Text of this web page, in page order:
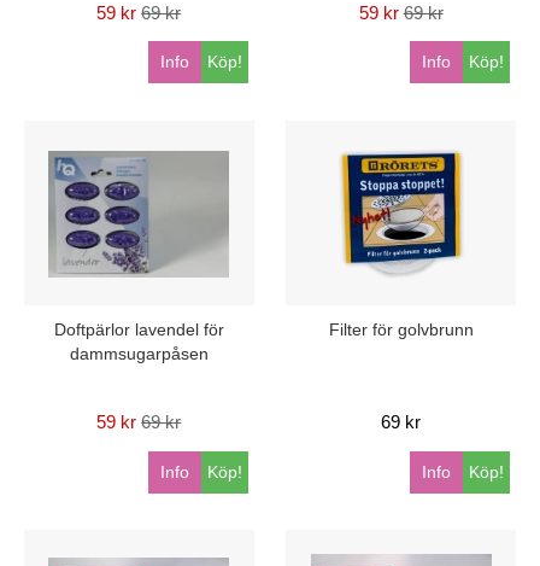
59 kr 69 kr
Köp!
Info
59 kr 69 kr
Köp!
Info
Doftpärlor lavendel för
dammsugarpåsen
59 kr 69 kr
Köp!
Info
Filter för golvbrunn
69 kr
Köp!
Info